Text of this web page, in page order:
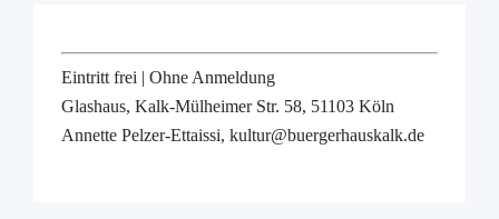
Eintritt frei | Ohne Anmeldung
Glashaus, Kalk-Mülheimer Str. 58, 51103 Köln
Annette Pelzer-Ettaissi, kultur@buergerhauskalk.de